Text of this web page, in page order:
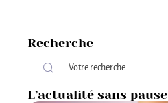
Recherche
L’actualité sans pause